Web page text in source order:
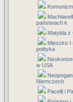
państwach k
Matylda z
Mieszko I
polityka
w USA
Niemczech
Pacelli i